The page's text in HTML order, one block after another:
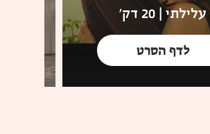
עלילתי | 20 דק'
לדף הסרט